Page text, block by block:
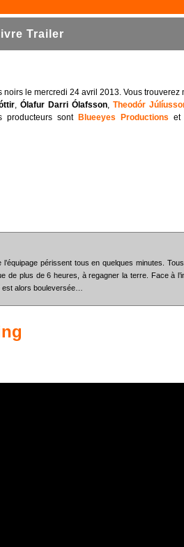
Trailer
noirs le mercredi 24 avril 2013. Vous trouverez
,Ólafur Darri Ólafsson,Theodór
producteurs sont Blueeyes Productions et
périssent tous en quelques minutes.
de plus de 6 heures, à regagner la terre. Face à
alors bouleversée…